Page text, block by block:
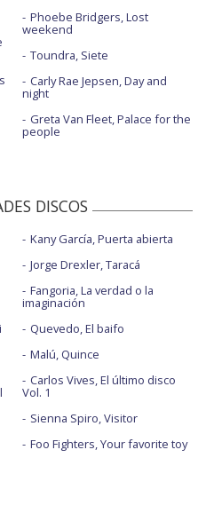
Phoebe Bridgers, Lost
weekend
Toundra, Siete
Carly Rae Jepsen, Day and
night
Greta Van Fleet, Palace for the
people
DISCOS
Kany García, Puerta abierta
Jorge Drexler, Taracá
Fangoria, La verdad o la
imaginación
Quevedo, El baifo
Malú, Quince
Carlos Vives, El último disco
Vol. 1
Sienna Spiro, Visitor
Foo Fighters, Your favorite toy